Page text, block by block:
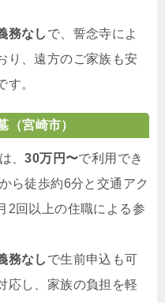
務なし で、誓念寺によ
り、遠方のご家族も安
。
（宮崎市）
、30万円〜で利用でき
ら徒歩約6分と交通アク
2回以上の住職による参
務なし で生前申込も可
応し、家族の負担を軽